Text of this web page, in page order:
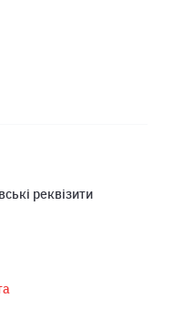
реквізити